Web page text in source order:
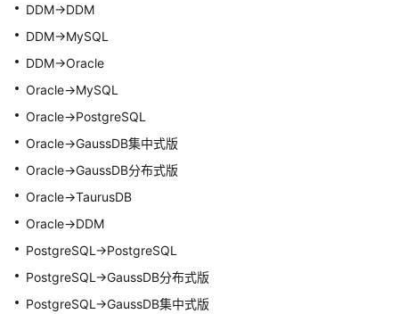
对
象
理
编
同
步
对
导
入
DDM->DDM
DDM->MySQL
DDM->Oracle
Oracle->MySQL
Oracle->PostgreSQL
Oracle->GaussDB集中式版
Oracle->GaussDB分布式版
Oracle->TaurusDB
Oracle->DDM
PostgreSQL->PostgreSQL
PostgreSQL->GaussDB分布式版
PostgreSQL->GaussDB集中式版